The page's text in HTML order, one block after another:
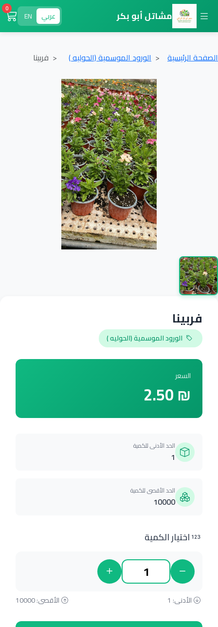
مشاتل أبو بكر عربي EN
0
الصفحة الرئيسية الورود الموسمية (الحوليه ) فربينا
فربينا
الورود الموسمية (الحوليه )
السعر
₪ 2.50
الحد الأدنى للكمية
1
الحد الأقصى للكمية
10000
اختيار الكمية
الأدنى: 1 الأقصى: 10000